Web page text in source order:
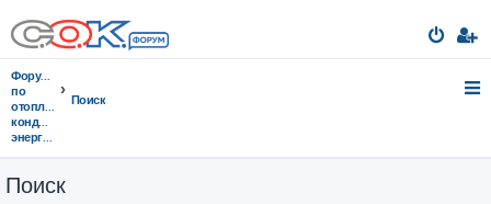
Форумы
по
отоплению,
кондиционированию,
энергосбережению
Поиск
Поиск